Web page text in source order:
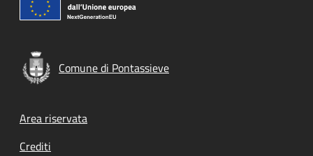
Comune di Pontassieve
Footer menu
Area riservata
Crediti